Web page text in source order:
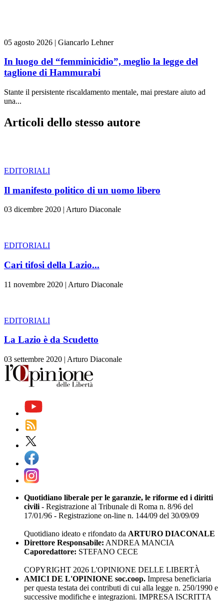
05 agosto 2026 | Giancarlo Lehner
In luogo del “femminicidio”, meglio la legge del
taglione di Hammurabi
Stante il persistente riscaldamento mentale, mai prestare aiuto ad
una...
Articoli dello stesso autore
EDITORIALI
Il manifesto politico di un uomo libero
03 dicembre 2020 | Arturo Diaconale
EDITORIALI
Cari tifosi della Lazio...
11 novembre 2020 | Arturo Diaconale
EDITORIALI
La Lazio è da Scudetto
03 settembre 2020 | Arturo Diaconale
Quotidiano liberale per le garanzie, le riforme ed i diritti
civili - Registrazione al Tribunale di Roma n. 8/96 del
17/01/96 - Registrazione on-line n. 144/09 del 30/09/09
Quotidiano ideato e rifondato da ARTURO DIACONALE
Direttore Responsabile: ANDREA MANCIA
Caporedattore: STEFANO CECE
COPYRIGHT 2026 L'OPINIONE DELLE LIBERTÀ
AMICI DE L'OPINIONE soc.coop. Impresa beneficiaria
per questa testata dei contributi di cui alla legge n. 250/1990 e
successive modifiche e integrazioni. IMPRESA ISCRITTA